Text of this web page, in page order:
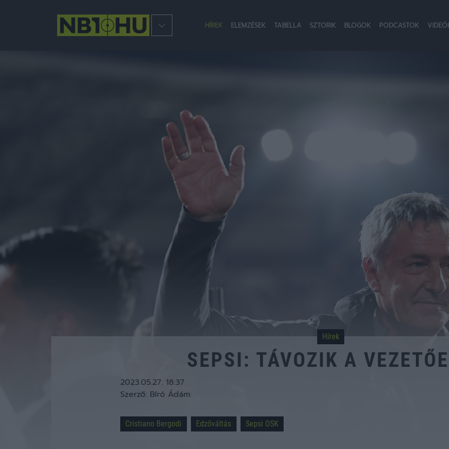
HÍREK ELEMZÉSEK TABELLA SZTORIK BLOGOK PODCASTOK
Hírek
SEPSI: TÁVOZIK A
2023.05.27. 18:37
Szerző: Bíró Ádám
Cristiano Bergodi Edzőváltás Sepsi OSK